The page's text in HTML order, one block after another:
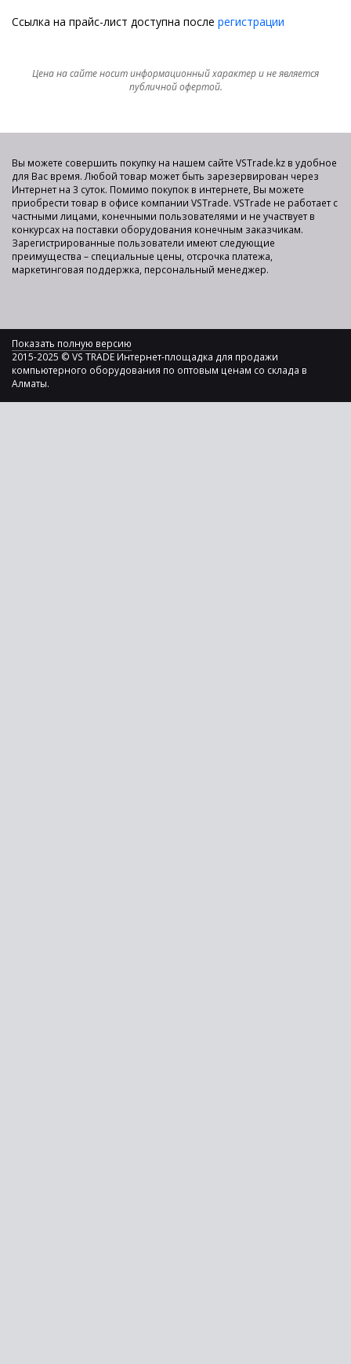
Ссылка на прайс-лист доступна после регистрации
Цена на сайте носит информационный характер и не является
публичной офертой.
Вы можете совершить покупку на нашем сайте VSTrade.kz в удобное
для Вас время. Любой товар может быть зарезервирован через
Интернет на 3 суток. Помимо покупок в интернете, Вы можете
приобрести товар в офисе компании VSTrade. VSTrade не работает с
частными лицами, конечными пользователями и не участвует в
конкурсах на поставки оборудования конечным заказчикам.
Зарегистрированные пользователи имеют следующие
преимущества – специальные цены, отсрочка платежа,
маркетинговая поддержка, персональный менеджер.
Показать полную версию
2015-2025 © VS TRADE Интернет-площадка для продажи
компьютерного оборудования по оптовым ценам со склада в
Алматы.